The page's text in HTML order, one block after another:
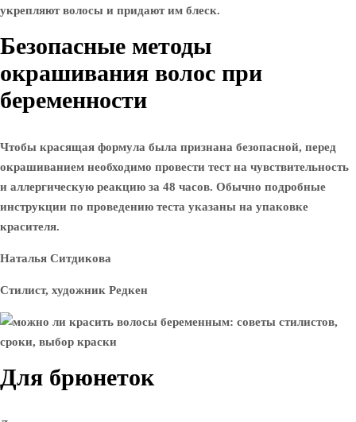
укрепляют волосы и придают им блеск.
Безопасные методы
окрашивания волос при
беременности
Чтобы красящая формула была признана безопасной, перед
окрашиванием необходимо провести тест на чувствительность
и аллергическую реакцию за 48 часов. Обычно подробные
инструкции по проведению теста указаны на упаковке
красителя.
Наталья Ситдикова
Стилист, художник Редкен
Для брюнеток